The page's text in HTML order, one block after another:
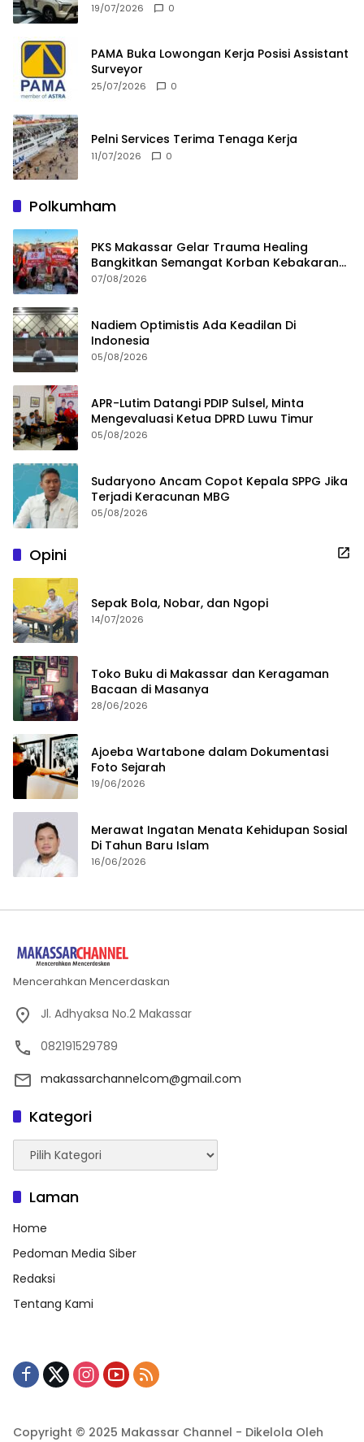
19/07/2026 0
PAMA Buka Lowongan Kerja Posisi Assistant
Surveyor
25/07/2026 0
Pelni Services Terima Tenaga Kerja
11/07/2026 0
Polkumham
PKS Makassar Gelar Trauma Healing
Bangkitkan Semangat Korban Kebakaran
Tallo
07/08/2026
Nadiem Optimistis Ada Keadilan Di
Indonesia
05/08/2026
APR-Lutim Datangi PDIP Sulsel, Minta
Mengevaluasi Ketua DPRD Luwu Timur
05/08/2026
Sudaryono Ancam Copot Kepala SPPG Jika
Terjadi Keracunan MBG
05/08/2026
Opini
Sepak Bola, Nobar, dan Ngopi
14/07/2026
Toko Buku di Makassar dan Keragaman
Bacaan di Masanya
28/06/2026
Ajoeba Wartabone dalam Dokumentasi
Foto Sejarah
19/06/2026
Merawat Ingatan Menata Kehidupan Sosial
Di Tahun Baru Islam
16/06/2026
Mencerahkan Mencerdaskan
Jl. Adhyaksa No.2 Makassar
082191529789
makassarchannelcom@gmail.com
Kategori
Kategori
Laman
Home
Pedoman Media Siber
Redaksi
Tentang Kami
Copyright © 2025 Makassar Channel - Dikelola Oleh